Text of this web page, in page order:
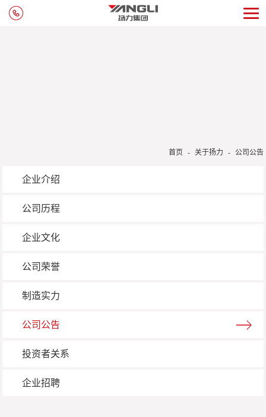
首页 - 关于扬力 - 公司公告
企业介绍
公司历程
企业文化
公司荣誉
制造实力
公司公告
投资者关系
企业招聘